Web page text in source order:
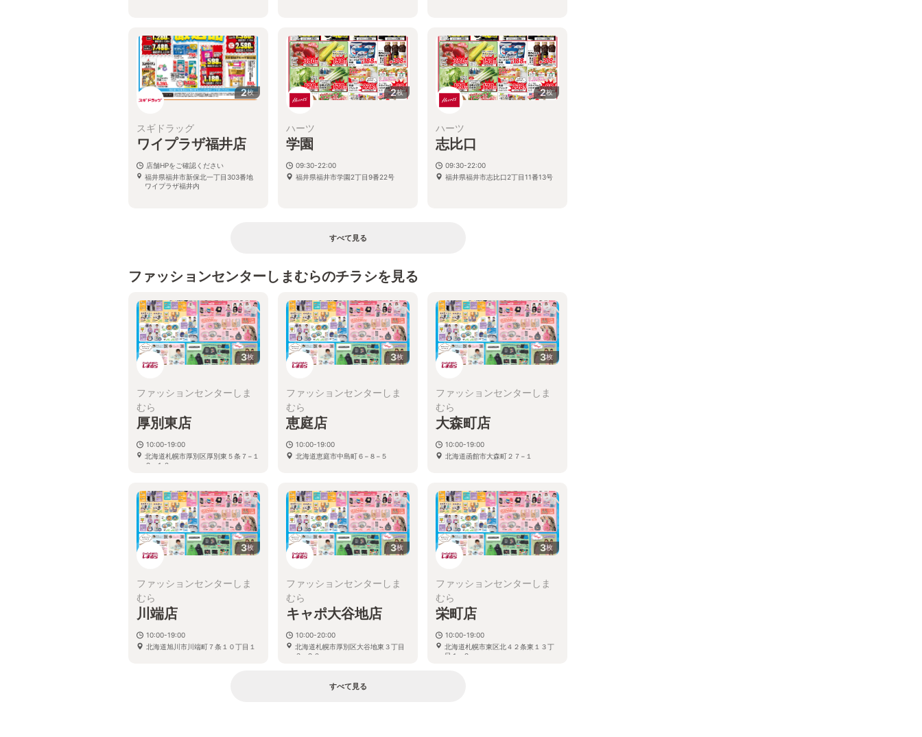
2枚
スギドラッグ
ワイプラザ福井店
店舗HPをご確認ください
福井県福井市新保北一丁目303番地
ワイプラザ福井内
2枚
ハーツ
学園
09:30-22:00
福井県福井市学園2丁目9番22号
2枚
ハーツ
志比口
09:30-22:00
福井県福井市志比口2丁目11番13号
すべて見る
ファッションセンターしまむらのチラシを見る
3枚
ファッションセンターしま
むら
厚別東店
10:00-19:00
北海道札幌市厚別区厚別東５条７−１
２−１０
3枚
ファッションセンターしま
むら
恵庭店
10:00-19:00
北海道恵庭市中島町６−８−５
3枚
ファッションセンターしま
むら
大森町店
10:00-19:00
北海道函館市大森町２７−１
3枚
ファッションセンターしま
むら
川端店
10:00-19:00
北海道旭川市川端町７条１０丁目１
3枚
ファッションセンターしま
むら
キャポ大谷地店
10:00-20:00
北海道札幌市厚別区大谷地東３丁目
３−２０
3枚
ファッションセンターしま
むら
栄町店
10:00-19:00
北海道札幌市東区北４２条東１３丁
目１−２
すべて見る